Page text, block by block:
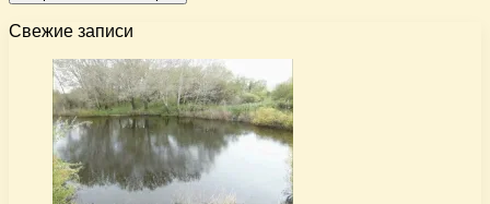
Свежие записи